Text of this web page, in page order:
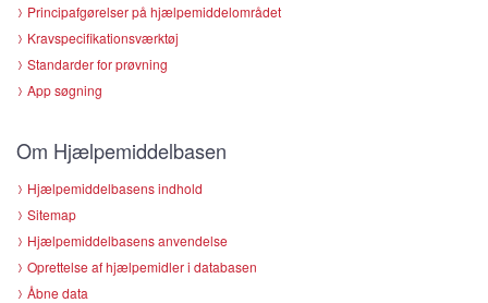
Principafgørelser på hjælpemiddelområdet
Kravspecifikationsværktøj
Standarder for prøvning
App søgning
Om Hjælpemiddelbasen
Hjælpemiddelbasens indhold
Sitemap
Hjælpemiddelbasens anvendelse
Oprettelse af hjælpemidler i databasen
Åbne data